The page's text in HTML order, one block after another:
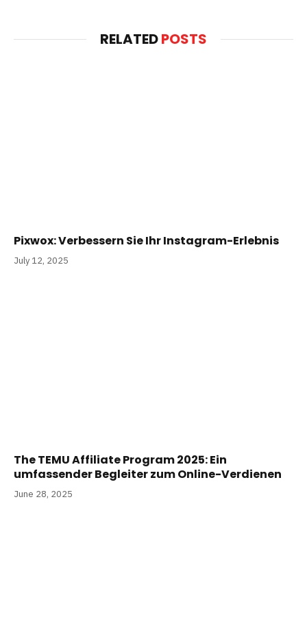
RELATEDPOSTS
Pixwox: Verbessern Sie Ihr Instagram-Erlebnis
July 12, 2025
The TEMU Affiliate Program 2025: Ein
umfassender Begleiter zum Online-Verdienen
June 28, 2025